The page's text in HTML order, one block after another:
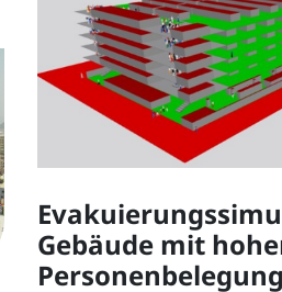
Gebäude mit
Personenbelegung